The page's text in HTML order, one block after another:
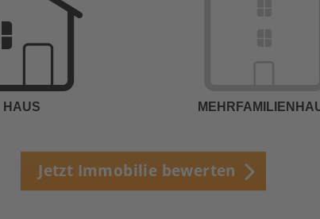
HAUS
Jetzt Immobilie bewerten